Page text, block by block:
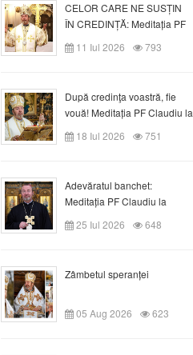
CELOR CARE NE SUSȚIN
ÎN CREDINȚĂ: Meditația PF
Claudiu la Duminica a VI-a
după Rusalii
11 Iul 2026 793
După credinţa voastră, fie
vouă! Meditația PF Claudiu la
duminica a VII-a după Rusalii
18 Iul 2026 751
Adevăratul banchet:
Meditația PF Claudiu la
Duminica a VIII-a după
Rusalii
25 Iul 2026 648
Zâmbetul speranței
05 Aug 2026 623